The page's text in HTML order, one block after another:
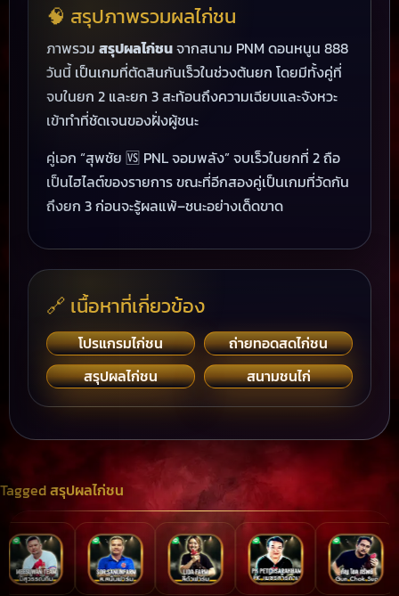
🧠 สรุปภาพรวมผลไก่ชน
ภาพรวม สรุปผลไก่ชนจากสนาม PNM ดอนหนูน 888
วันนี้ เป็นเกมที่ตัดสินกันเร็วในช่วงต้นยก โดยมีทั้งคู่ที่
จบในยก 2 และยก 3 สะท้อนถึงความเฉียบและจังหวะ
เข้าทำที่ชัดเจนของฝั่งผู้ชนะ
คู่เอก “สุพชัย 🆚 PNL จอมพลัง” จบเร็วในยกที่ 2 ถือ
เป็นไฮไลต์ของรายการ ขณะที่อีกสองคู่เป็นเกมที่วัดกัน
ถึงยก 3 ก่อนจะรู้ผลแพ้–ชนะอย่างเด็ดขาด
🔗 เนื้อหาที่เกี่ยวข้อง
โปรแกรมไก่ชน
ถ่ายทอดสดไก่ชน
สรุปผลไก่ชน
สนามชนไก่
Taggedสรุปผลไก่ชน